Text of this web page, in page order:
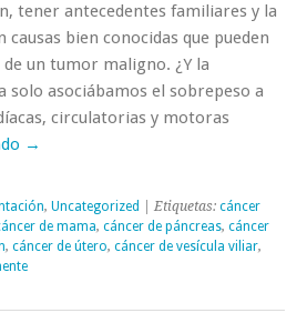
tener antecedentes familiares y la
bien conocidas que pueden
un tumor maligno. ¿Y la
solo asociábamos el sobrepeso a
circulatorias y motoras
→
, Uncategorized | Etiquetas: cáncer
de mama, cáncer de páncreas, cáncer
, cáncer de útero, cáncer de vesícula viliar,